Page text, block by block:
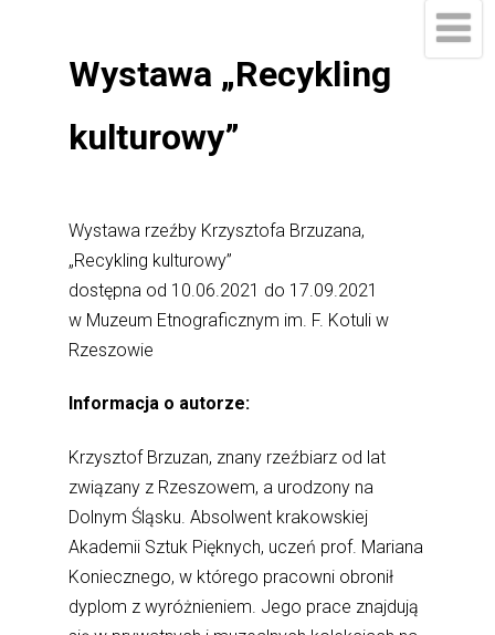
Wystawa „Recykling
kulturowy”
Wystawa rzeźby Krzysztofa Brzuzana,
„Recykling kulturowy”
dostępna od 10.06.2021 do 17.09.2021
w Muzeum Etnograficznym im. F. Kotuli w
Rzeszowie
Informacja o autorze:
Krzysztof Brzuzan, znany rzeźbiarz od lat
związany z Rzeszowem, a urodzony na
Dolnym Śląsku. Absolwent krakowskiej
Akademii Sztuk Pięknych, uczeń prof. Mariana
Koniecznego, w którego pracowni obronił
dyplom z wyróżnieniem. Jego prace znajdują